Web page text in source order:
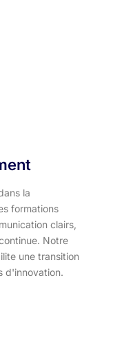
la
formations
clairs,
Notre
une transition
d'innovation.​